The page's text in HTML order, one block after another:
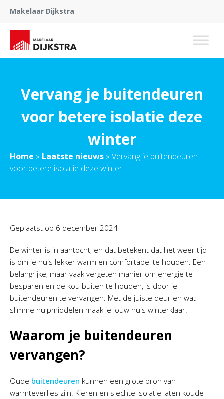
Makelaar Dijkstra
Vervang je buitendeuren
voor betere isolatie deze
winter
Home » Laatste nieuws » Vervang je buitendeuren
voor betere isolatie deze winter
Geplaatst op 6 december 2024
De winter is in aantocht, en dat betekent dat het weer tijd
is om je huis lekker warm en comfortabel te houden. Een
belangrijke, maar vaak vergeten manier om energie te
besparen en de kou buiten te houden, is door je
buitendeuren te vervangen. Met de juiste deur en wat
slimme hulpmiddelen maak je jouw huis winterklaar.
Waarom je buitendeuren
vervangen?
Oude buitendeuren kunnen een grote bron van
warmteverlies zijn. Kieren en slechte isolatie laten koude